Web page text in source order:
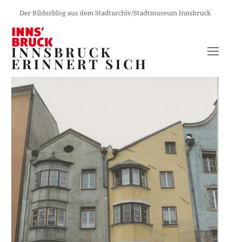
Der Bilderblog aus dem Stadtarchiv/Stadtmuseum Innsbruck
INNSBRUCK
ERINNERT SICH